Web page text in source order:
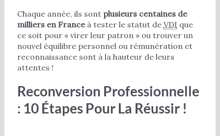
Chaque année, ils sont plusieurs centaines de
milliers en Franceà tester le statut de VDI que
ce soit pour « virer leur patron » ou trouver un
nouvel équilibre personnel ou rémunération et
reconnaissance sont à la hauteur de leurs
attentes !
Reconversion Professionnelle
: 10 Étapes Pour La Réussir !